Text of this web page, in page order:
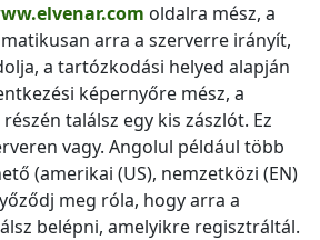
oldalra mész, a
arra a szerverre irányít,
a tartózkodási helyed alapján
képernyőre mész, a
találsz egy kis zászlót. Ez
vagy. Angolul például több
(amerikai (US), nemzetközi (EN)
meg róla, hogy arra a
belépni, amelyikre regisztráltál.